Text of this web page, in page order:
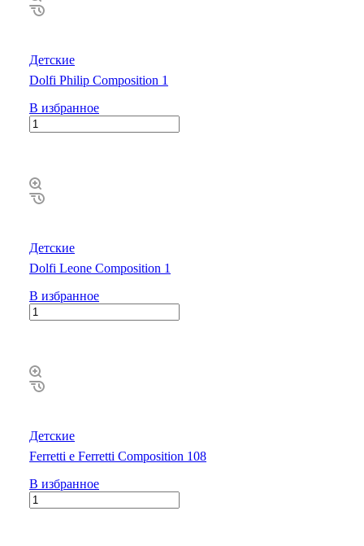
Детские
Dolfi Philip Composition 1
В избранное
Детские
Dolfi Leone Composition 1
В избранное
Детские
Ferretti e Ferretti Composition 108
В избранное